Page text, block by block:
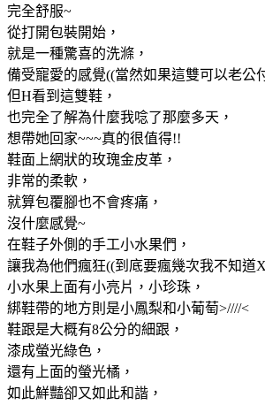
完全舒服~
從打開包裝開始，
就是一種驚喜的洗滌，
備受寵愛的感覺((當然如果這雙可以老公
但H看到這雙鞋，
也完全了解為什麼我唸了那麼多天，
想帶她回家~~~真的很值得!!
鞋面上網狀的玫瑰金皮革，
非常的柔軟，
就算包覆腳也不會疼痛，
沒什麼感覺~
在鞋子外側的手工小水果們，
讓我為他們瘋狂((到底要瘋幾次我不知道
小水果上面有小亮片，小珍珠，
綁鞋帶的地方則是小鳳梨和小葡萄>////<
鞋跟是大概有8公分的細跟，
漆成螢光綠色，
還有上面的螢光橘，
如此鮮豔卻又如此和諧，